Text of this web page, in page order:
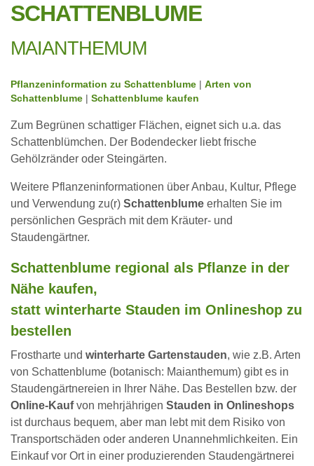
SCHATTENBLUME
MAIANTHEMUM
Pflanzeninformation zu Schattenblume
Arten von
Schattenblume
Schattenblume kaufen
Zum Begrünen schattiger Flächen, eignet sich u.a. das
Schattenblümchen. Der Bodendecker liebt frische
Gehölzränder oder Steingärten.
Weitere Pflanzeninformationen über Anbau, Kultur, Pflege
und Verwendung zu(r) Schattenblume erhalten Sie im
persönlichen Gespräch mit dem Kräuter- und
Staudengärtner.
Schattenblume regional als Pflanze in der
Nähe kaufen,
statt winterharte Stauden im Onlineshop zu
bestellen
Frostharte und winterharte Gartenstauden, wie z.B. Arten
von Schattenblume (botanisch: Maianthemum) gibt es in
Staudengärtnereien in Ihrer Nähe. Das Bestellen bzw. der
Online-Kaufvon mehrjährigen Stauden in Onlineshops
ist durchaus bequem, aber man lebt mit dem Risiko von
Transportschäden oder anderen Unannehmlichkeiten. Ein
Einkauf vor Ort in einer produzierenden Staudengärtnerei